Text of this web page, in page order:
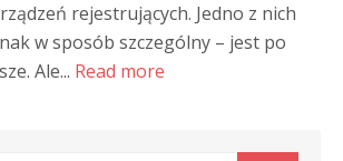
rejestrujących. Jedno z nich
w sposób szczególny – jest po
Ale... Read more